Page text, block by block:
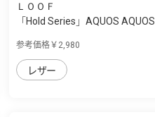
ＬＯＯＦ
「Hold Series」AQUOS AQUOS
参考価格￥2,980
レザー